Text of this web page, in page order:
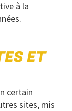
à la
ET
certain
sites, mis